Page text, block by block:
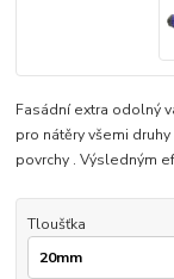
Fasádní extra odolný
pro nátěry všemi
povrchy . Výsledným
Tloušťka